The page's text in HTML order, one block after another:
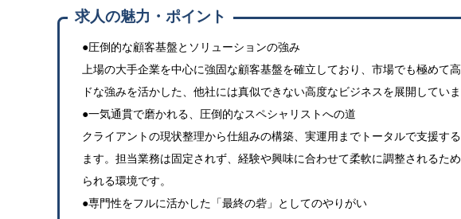
求人の魅力・ポイント
●圧倒的な顧客基盤とソリューションの強み
上場の大手企業を中心に強固な顧客基盤を確立しており、市場でも極めて
ドな強みを活かした、他社には真似できない高度なビジネスを展開していま
●一気通貫で磨かれる、圧倒的なスペシャリストへの道
クライアントの現状整理から仕組みの構築、実運用までトータルで支援す
ます。担当業務は固定されず、経験や興味に合わせて柔軟に調整されるた
られる環境です。
●専門性をフルに活かした「最終の砦」としてのやりがい